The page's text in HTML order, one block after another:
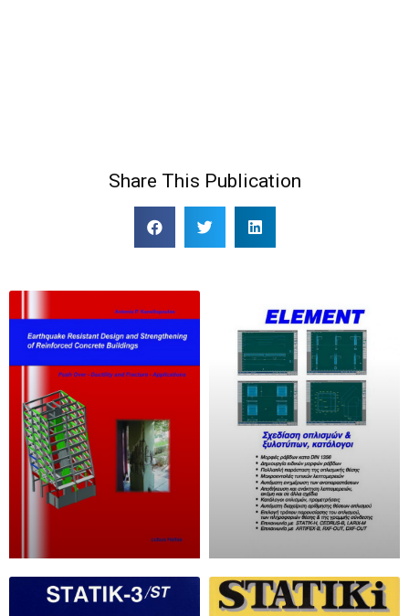
Share This Publication